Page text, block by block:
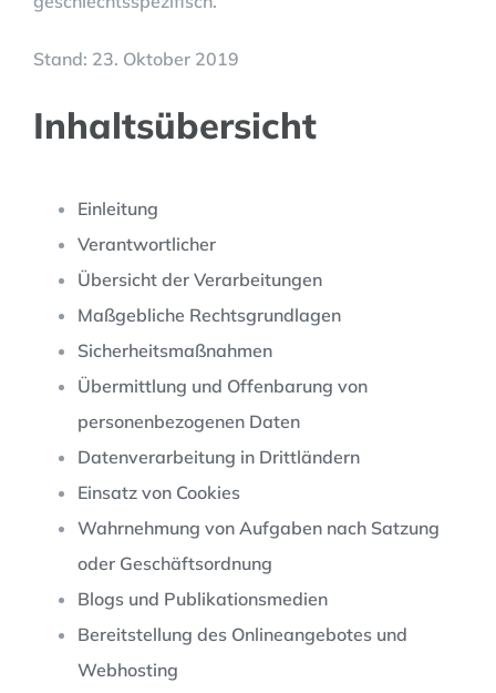
Stand: 23. Oktober 2019
Inhaltsübersicht
Einleitung
Verantwortlicher
Übersicht der Verarbeitungen
Maßgebliche Rechtsgrundlagen
Sicherheitsmaßnahmen
Übermittlung und Offenbarung von
personenbezogenen Daten
Datenverarbeitung in Drittländern
Einsatz von Cookies
Wahrnehmung von Aufgaben nach Satzung
oder Geschäftsordnung
Blogs und Publikationsmedien
Bereitstellung des Onlineangebotes und
Webhosting